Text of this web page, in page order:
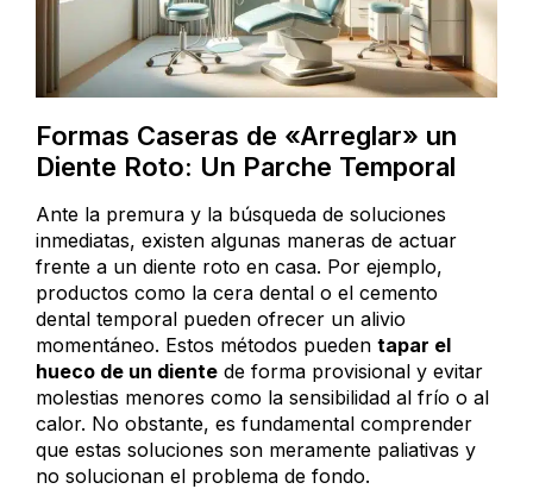
Formas Caseras de «Arreglar» un
Diente Roto: Un Parche Temporal
Ante la premura y la búsqueda de soluciones
inmediatas, existen algunas maneras de actuar
frente a un diente roto en casa. Por ejemplo,
productos como la cera dental o el cemento
dental temporal pueden ofrecer un alivio
momentáneo. Estos métodos pueden tapar el
hueco de un diente de forma provisional y evitar
molestias menores como la sensibilidad al frío o al
calor. No obstante, es fundamental comprender
que estas soluciones son meramente paliativas y
no solucionan el problema de fondo.